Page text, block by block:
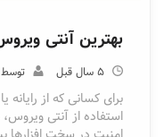
بهترین آنتی ویروس
5 سال قبل توسط
برای کسانی که از رایانه
استفاده از آنتی